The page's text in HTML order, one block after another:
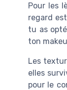
Pour les
regard
tu as
ton
Les
elles
pour le